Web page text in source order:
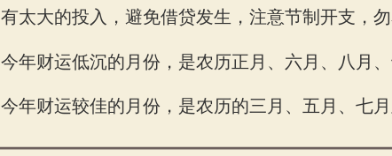
属羊的人2026年财运运势
有太大的投入，避免借贷发生，注意节制开支，
今年财运低沉的月份，是农历正月、六月、八月、
今年财运较佳的月份，是农历的三月、五月、七